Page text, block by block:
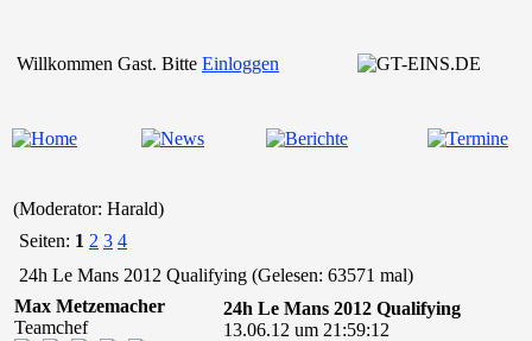
Willkommen Gast. Bitte Einloggen
(Moderator: Harald)
Seiten: 1 2 3 4
24h Le Mans 2012 Qualifying (Gelesen: 63571 mal)
Max Metzemacher
Teamchef
24h Le Mans 2012 Qualifying
13.06.12 um 21:59:12